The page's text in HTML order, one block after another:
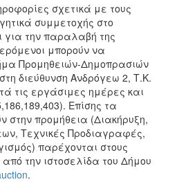
σχετικά με τους
συμμετοχής στο
για την παραλαβή της
μπορούν να
Προμηθειών-Δημοπρασιών
διεύθυνση Ανδρόγεω 2, Τ.Κ.
τις εργάσιμες ημέρες και
Επίσης τα
προμήθεια (Διακήρυξη,
Τεχνικές Προδιαγραφές,
παρέχονται στους
την ιστοσελίδα του Δήμου
.